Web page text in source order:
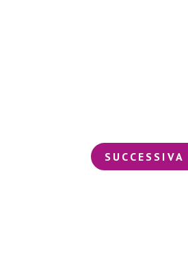
SUCCESSIVA